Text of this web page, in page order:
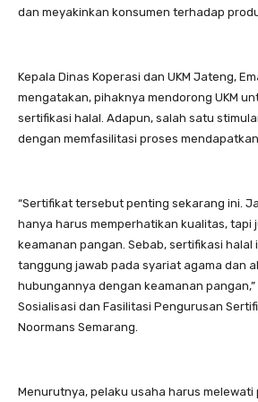
dan meyakinkan konsumen terhadap
Kepala Dinas Koperasi dan UKM Jateng,
mengatakan, pihaknya mendorong UKM
sertifikasi halal. Adapun, salah satu
dengan memfasilitasi proses
“Sertifikat tersebut penting sekarang ini.
hanya harus memperhatikan kualitas, tapi
keamanan pangan. Sebab, sertifikasi halal
tanggung jawab pada syariat agama dan
hubungannya dengan keamanan
Sosialisasi dan Fasilitasi Pengurusan
Noormans Semarang.
Menurutnya, pelaku usaha harus melewati